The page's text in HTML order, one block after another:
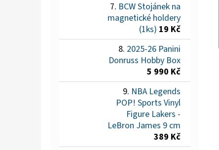
BCW Stojánek na
magnetické holdery
(1ks) 19 Kč
2025-26 Panini
Donruss Hobby Box
5 990 Kč
NBA Legends
POP! Sports Vinyl
Figure Lakers -
LeBron James 9 cm
389 Kč